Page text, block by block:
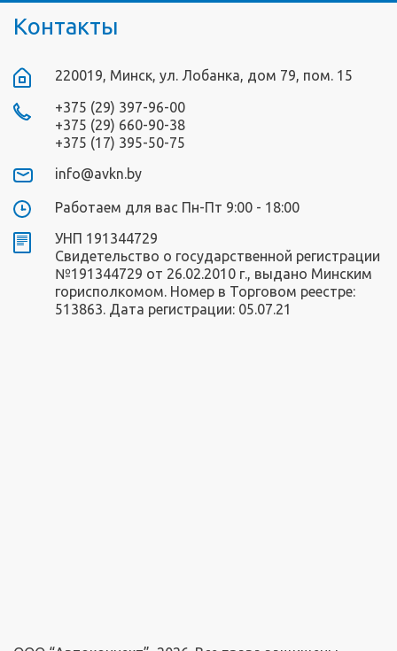
Контакты
220019, Минск, ул. Лобанка, дом 79, пом. 15
+375 (29) 397-96-00
+375 (29) 660-90-38
+375 (17) 395-50-75
info@avkn.by
Работаем для вас Пн-Пт 9:00 - 18:00
УНП 191344729
Свидетельство о государственной регистрации
№191344729 от 26.02.2010 г., выдано Минским
горисполкомом. Номер в Торговом реестре:
513863. Дата регистрации: 05.07.21